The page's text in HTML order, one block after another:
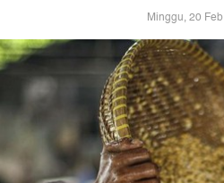
Minggu, 20